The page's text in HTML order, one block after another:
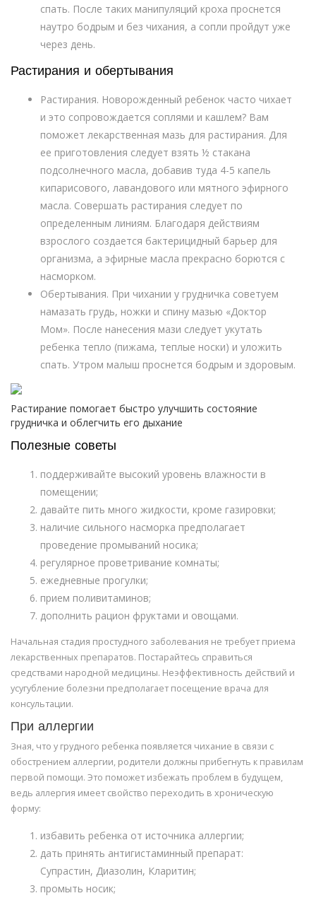
спать. После таких манипуляций кроха проснется
наутро бодрым и без чихания, а сопли пройдут уже
через день.
Растирания и обертывания
Растирания. Новорожденный ребенок часто чихает
и это сопровождается соплями и кашлем? Вам
поможет лекарственная мазь для растирания. Для
ее приготовления следует взять ½ стакана
подсолнечного масла, добавив туда 4-5 капель
кипарисового, лавандового или мятного эфирного
масла. Совершать растирания следует по
определенным линиям. Благодаря действиям
взрослого создается бактерицидный барьер для
организма, а эфирные масла прекрасно борются с
насморком.
Обертывания. При чихании у грудничка советуем
намазать грудь, ножки и спину мазью «Доктор
Мом». После нанесения мази следует укутать
ребенка тепло (пижама, теплые носки) и уложить
спать. Утром малыш проснется бодрым и здоровым.
Растирание помогает быстро улучшить состояние
грудничка и облегчить его дыхание
Полезные советы
поддерживайте высокий уровень влажности в
помещении;
давайте пить много жидкости, кроме газировки;
наличие сильного насморка предполагает
проведение промываний носика;
регулярное проветривание комнаты;
ежедневные прогулки;
прием поливитаминов;
дополнить рацион фруктами и овощами.
Начальная стадия простудного заболевания не требует приема
лекарственных препаратов. Постарайтесь справиться
средствами народной медицины. Неэффективность действий и
усугубление болезни предполагает посещение врача для
консультации.
При аллергии
Зная, что у грудного ребенка появляется чихание в связи с
обострением аллергии, родители должны прибегнуть к правилам
первой помощи. Это поможет избежать проблем в будущем,
ведь аллергия имеет свойство переходить в хроническую
форму:
избавить ребенка от источника аллергии;
дать принять антигистаминный препарат:
Супрастин, Диазолин, Кларитин;
промыть носик;